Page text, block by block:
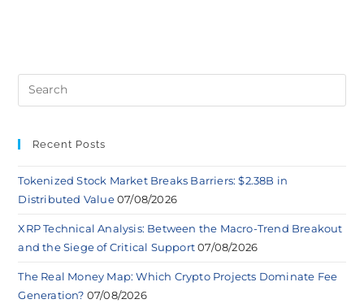
Recent Posts
Tokenized Stock Market Breaks Barriers: $2.38B in
Distributed Value 07/08/2026
XRP Technical Analysis: Between the Macro-Trend Breakout
and the Siege of Critical Support 07/08/2026
The Real Money Map: Which Crypto Projects Dominate Fee
Generation? 07/08/2026